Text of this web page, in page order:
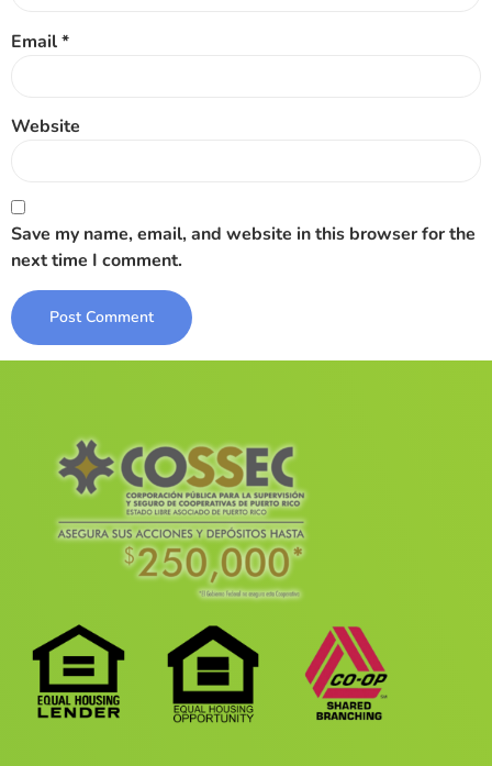
Email*
Website
Save my name, email, and website in this browser for the
next time I comment.